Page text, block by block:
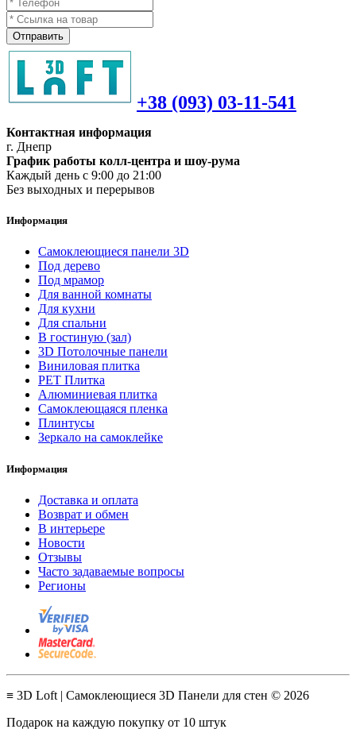
Отправить
+38 (093) 03-11-541
Контактная информация
г. Днепр
График работы колл-центра и шоу-рума
Каждый день с 9:00 до 21:00
Без выходных и перерывов
Информация
Самоклеющиеся панели 3D
Под дерево
Под мрамор
Для ванной комнаты
Для кухни
Для спальни
В гостиную (зал)
3D Потолочные панели
Виниловая плитка
PET Плитка
Алюминиевая плитка
Самоклеющаяся пленка
Плинтусы
Зеркало на самоклейке
Информация
Доставка и оплата
Возврат и обмен
В интерьере
Новости
Отзывы
Часто задаваемые вопросы
Регионы
≡ 3D Loft | Самоклеющиеся 3D Панели для стен © 2026
Подарок на каждую покупку от 10 штук